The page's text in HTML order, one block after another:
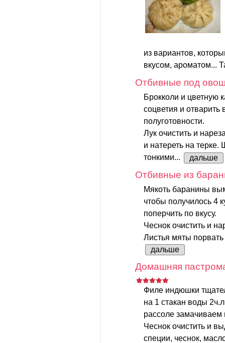
из вариантов,
вкусом, ароматом...
Отбивные под
Брокколи и цветную
соцветия и
полуготовности.
Лук очистить и
и натереть на
тонкими...
дальше
Отбивные из
Мякоть баранины
чтобы получилось 4
поперчить по вкусу.
Чеснок очистить и
Листья мяты порвать
дальше
Домашняя
Филе индюшки
на 1 стакан воды
рассоле
Чеснок очистить и
специи, чеснок,